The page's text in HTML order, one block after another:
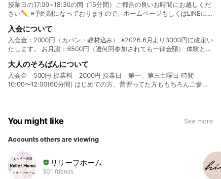
授業日の17:00~18:30の間（15分間）ご都合の良いお時間にお越しくだ
さい✏ ※予約制になっておりますので、ホームページもしくはLINEに
入会について
入会金：2000円（カバン・教材込み） ※2026.6月より3000円に改定い
たします。 お月謝：6500円（週何回参加されても一律金額） 体験と見
ください❗
大人のそろばんについて
入会金 500円 授業料 2000円 授業日 第一、第三土曜日 時間
10:00〜12:00(60分間) はじめての方、昔習ってた方ももちろんご参加
You might like See more
Accounts others are viewing
リリーフホーム
501 friends